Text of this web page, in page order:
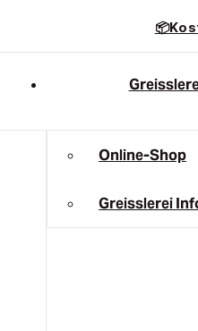
Online-Shop
Greisslerei